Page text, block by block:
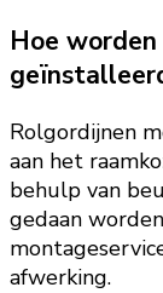
Hoe
Rolgordijnen
aan het
behulp van
gedaan
afwerking.